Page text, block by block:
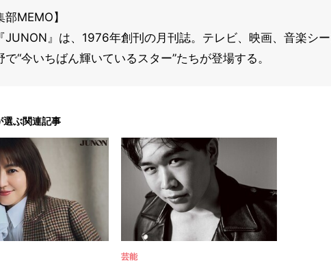
部MEMO】
JUNON』は、1976年創刊の月刊誌。テレビ、映画、音楽シ
で“今いちばん輝いているスター”たちが登場する。
選ぶ関連記事
芸能